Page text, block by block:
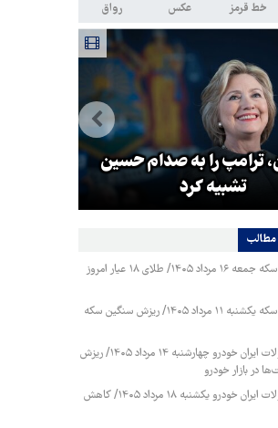
خط قرمز عکس رواق
ترامپ را به صدام حسین
تشبیه کرد
مطالب
قیمت طلا و سکه جمعه ۱۶ مرداد ۱۴۰۵/ طلای ۱۸ عیار امروز
قیمت طلا و سکه یکشنبه ۱۱ مرداد ۱۴۰۵/ ریزش سنگین سکه
قیمت محصولات ایران خودرو چهارشنبه ۱۴ مرداد ۱۴۰۵/ ریزش
در بازار خودرو
قیمت محصولات ایران خودرو یکشنبه ۱۸ مرداد ۱۴۰۵/ کاهش